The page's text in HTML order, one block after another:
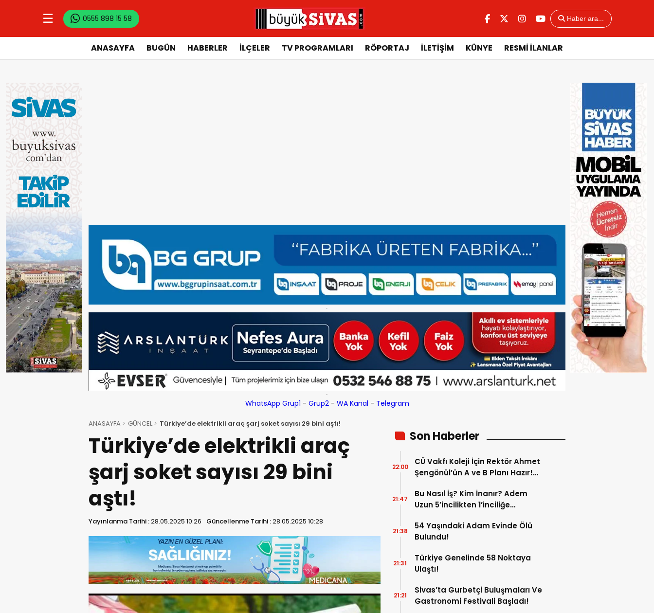
☰ 0555 898 15 58 Haber ara...
ANASAYFA BUGÜN HABERLER İLÇELER TV PROGRAMLARI RÖPORTAJ İLETİŞİM KÜNYE RESMİ İLANLAR
WhatsApp Grup1 - Grup2- WA Kanal - Telegram
ANASAYFA GÜNCEL Türkiye’de elektrikli araç şarj soket sayısı 29 bini aştı!
Türkiye’de elektrikli araç
şarj soket sayısı 29 bini
aştı!
Yayınlanma Tarihi :28.05.2025 10:26 Güncellenme Tarihi :28.05.2025 10:28
Son Haberler
CÜ Vakfı Koleji İçin Rektör Ahmet
Şengönül’ün A ve B Planı Hazır!
Çözmek!
22:00
Bu Nasıl İş? Kim İnanır? Adem
Uzun 5’incilikten 1’inciliğe
21:47
54 Yaşındaki Adam Evinde Ölü
Bulundu!
21:38
Türkiye Genelinde 58 Noktaya
Ulaştı!
21:31
Sivas’ta Gurbetçi Buluşmaları Ve
Gastronomi Festivali Başladı!
21:21